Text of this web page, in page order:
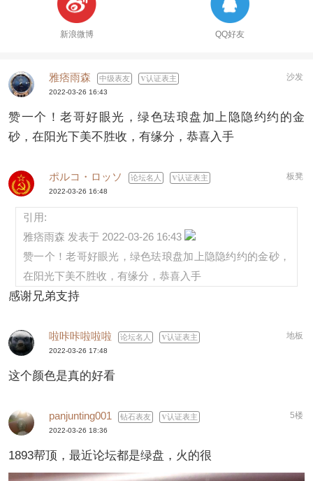
新浪微博 QQ好友
雅痞雨森 中级表友 认证表主 沙发
2022-03-26 16:43
赞一个！老哥好眼光，绿色珐琅盘加上隐隐约约的金
砂，在阳光下美不胜收，有缘分，恭喜入手
ポルコ・ロッソ 论坛名人 认证表主 板凳
2022-03-26 16:48
引用:
雅痞雨森 发表于 2022-03-26 16:43
赞一个！老哥好眼光，绿色珐琅盘加上隐隐约约的金砂，
在阳光下美不胜收，有缘分，恭喜入手
感谢兄弟支持
啦咔咔啦啦啦 论坛名人 认证表主 地板
2022-03-26 17:48
这个颜色是真的好看
panjunting001 钻石表友 认证表主 5楼
2022-03-26 18:36
1893帮顶，最近论坛都是绿盘，火的很